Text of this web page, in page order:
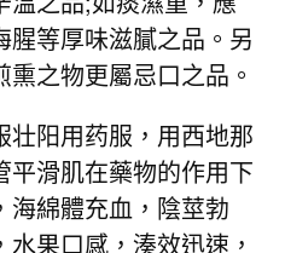
等厚味滋膩之品。另
之物更屬忌口之品。
壮阳用药服，用西地那
平滑肌在藥物的作用下
海綿體充血，陰莖勃
果口感，湊效迅速，